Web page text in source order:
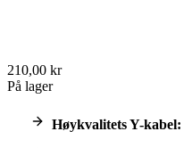
210,00 kr
På lager
Høykvalitets Y-kabel: